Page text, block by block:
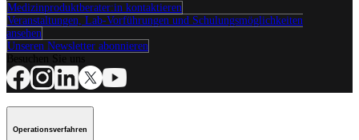
Medizinproduktberater:in kontaktieren
Veranstaltungen, Lab-Vorführungen und Schulungsmöglichkeiten
ansehen
Unseren Newsletter abonnieren
Operationsverfahren